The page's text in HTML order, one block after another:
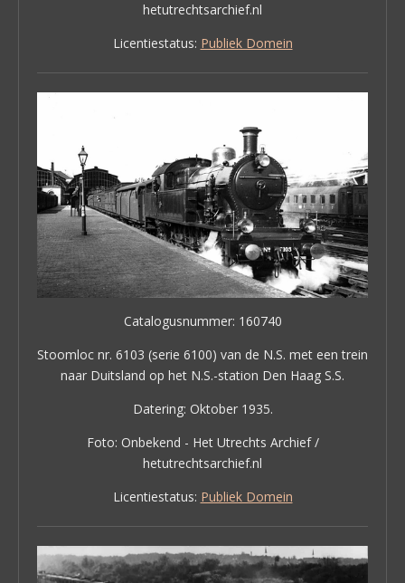
hetutrechtsarchief.nl
Licentiestatus: Publiek Domein
Catalogusnummer: 160740
Stoomloc nr. 6103 (serie 6100) van de N.S. met een trein
naar Duitsland op het N.S.-station Den Haag S.S.
Datering: Oktober 1935.
Foto: Onbekend - Het Utrechts Archief /
hetutrechtsarchief.nl
Licentiestatus: Publiek Domein